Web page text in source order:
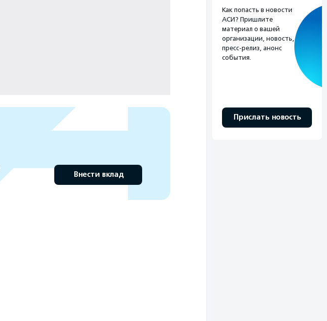
Внести вклад
Как попасть в новости
АСИ? Пришлите
материал о вашей
организации, новость,
пресс-релиз, анонс
события.
Прислать новость